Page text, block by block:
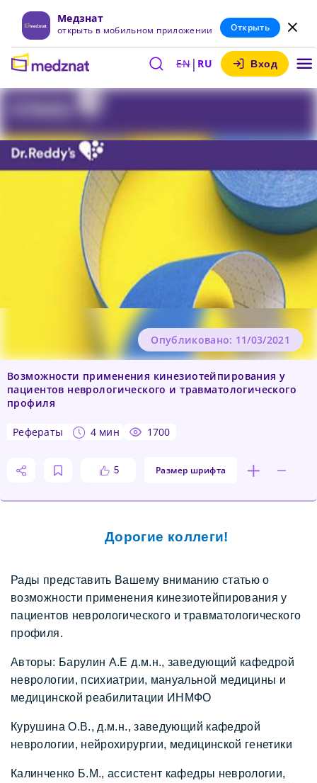
Медзнат
открыть в мобильном приложении Открыть
EN| RU Вход
Возможности применения кинезиотейпирования у
пациентов неврологического и травматологического
профиля
рефераты 4 мин 1700
5 Размер шрифта
Опубликовано: 11/03/2021
Дорогие коллеги!
Рады представить Вашему вниманию статью о
возможности применения кинезиотейпирования у
пациентов неврологического и травматологического
профиля.
Авторы: Барулин А.Е д.м.н., заведующий кафедрой
неврологии, психиатрии, мануальной медицины и
медицинской реабилитации ИНМФО
Курушина О.В., д.м.н., заведующий кафедрой
неврологии, нейрохирургии, медицинской генетики
Калинченко Б.М., ассистент кафедры неврологии,